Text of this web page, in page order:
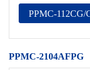
PPMC-
PPMC-2104AFPG